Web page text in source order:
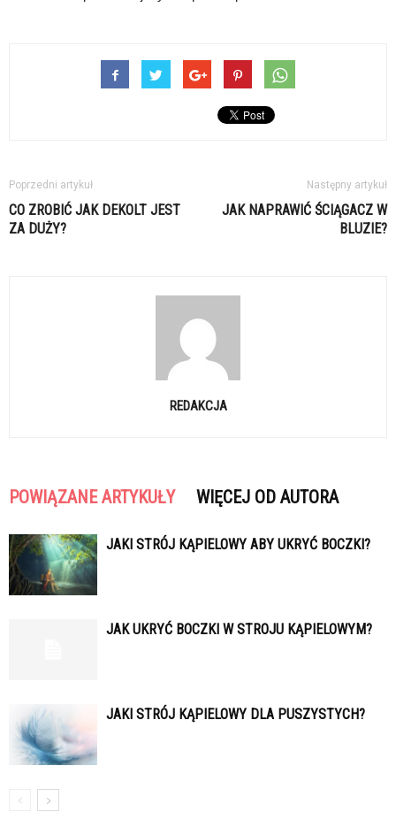
Poprzedni artykuł
CO ZROBIĆ JAK DEKOLT JEST
ZA DUŻY?
Następny artykuł
JAK NAPRAWIĆ ŚCIĄGACZ W
BLUZIE?
REDAKCJA
POWIĄZANE ARTYKUŁY WIĘCEJ OD AUTORA
JAKI STRÓJ KĄPIELOWY ABY UKRYĆ BOCZKI?
JAK UKRYĆ BOCZKI W STROJU KĄPIELOWYM?
JAKI STRÓJ KĄPIELOWY DLA PUSZYSTYCH?